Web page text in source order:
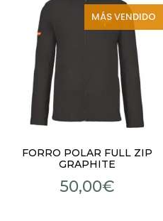
MÁS VENDIDO
FORRO POLAR FULL ZIP
GRAPHITE
50,00€